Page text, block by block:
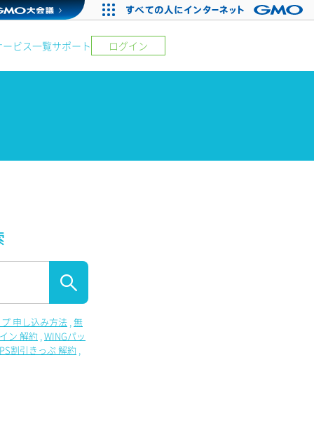
ービス一覧サポート ログイン
申し込み方法 無
ン 解約 WINGパッ
割引きっぷ 解約